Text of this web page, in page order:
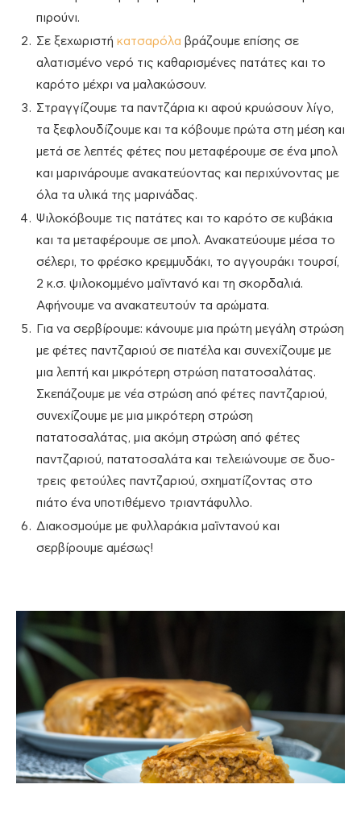
πιρούνι.
Σε ξεχωριστή κατσαρόλα βράζουμε επίσης σε
αλατισμένο νερό τις καθαρισμένες πατάτες και το
καρότο μέχρι να μαλακώσουν.
Στραγγίζουμε τα παντζάρια κι αφού κρυώσουν λίγο,
τα ξεφλουδίζουμε και τα κόβουμε πρώτα στη μέση και
μετά σε λεπτές φέτες που μεταφέρουμε σε ένα μπολ
και μαρινάρουμε ανακατεύοντας και περιχύνοντας με
όλα τα υλικά της μαρινάδας.
Ψιλοκόβουμε τις πατάτες και το καρότο σε κυβάκια
και τα μεταφέρουμε σε μπολ. Ανακατεύουμε μέσα το
σέλερι, το φρέσκο κρεμμυδάκι, το αγγουράκι τουρσί,
2 κ.σ. ψιλοκομμένο μαϊντανό και τη σκορδαλιά.
Αφήνουμε να ανακατευτούν τα αρώματα.
Για να σερβίρουμε: κάνουμε μια πρώτη μεγάλη στρώση
με φέτες παντζαριού σε πιατέλα και συνεχίζουμε με
μια λεπτή και μικρότερη στρώση πατατοσαλάτας.
Σκεπάζουμε με νέα στρώση από φέτες παντζαριού,
συνεχίζουμε με μια μικρότερη στρώση
πατατοσαλάτας, μια ακόμη στρώση από φέτες
παντζαριού, πατατοσαλάτα και τελειώνουμε σε δυο-
τρεις φετούλες παντζαριού, σχηματίζοντας στο
πιάτο ένα υποτιθέμενο τριαντάφυλλο.
Διακοσμούμε με φυλλαράκια μαϊντανού και
σερβίρουμε αμέσως!